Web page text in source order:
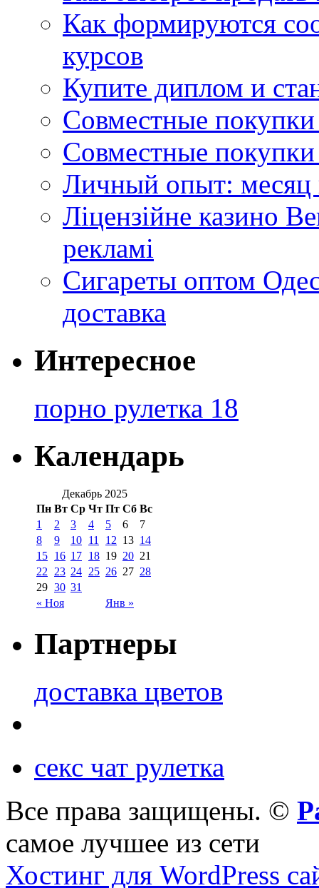
Как формируются
курсов
Купите диплом и
Совместные
Совместные покупки
Личный опыт: месяц
Ліцензійне казино
рекламі
Сигареты оптом
доставка
Интересное
порно рулетка 18
Календарь
Декабрь 2025
Пн Вт Ср Чт Пт Сб Вс
« Ноя Янв »
1 2 3 4 5 6
7
8
9 10 11 12 13 14
15 16 17 18 19 20 21
22
23 24 25 26 27 28
29 30 31
Партнеры
доставка цветов
секс чат рулетка
Все права защищены. ©
самое лучшее из сети
Хостинг для WordPress